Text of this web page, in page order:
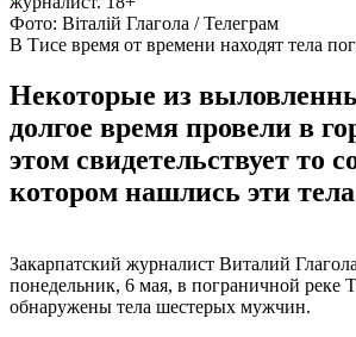
Фото: Віталій Глагола / Телеграм
В Тисе время от времени находят тела
Некоторые из
долгое время провели в
этом свидетельствует то
котором нашлись эти
Закарпатский журналист Виталий Глагола
понедельник, 6 мая, в пограничной реке
обнаружены тела шестерых мужчин.